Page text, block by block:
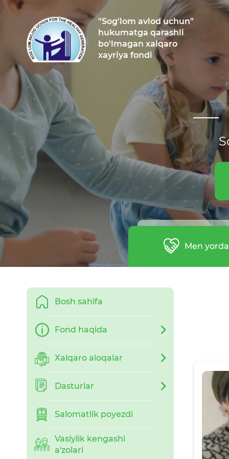
"Sog'lom avlod uchun"
hukumatga qarashli
bo'lmagan xalqaro
xayriya fondi
Men
Bosh sahifa
Fond haqida
Xalqaro aloqalar
Dasturlar
Salomatlik poyezdi
Vasiylik kengashi
a'zolari